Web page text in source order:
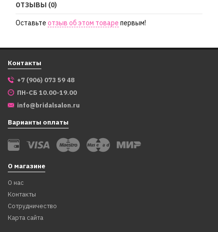
ОТЗЫВЫ (0)
Оставьте отзыв об этом товаре первым!
Контакты
+7 (906) 073 59 48
ПН-СБ 10.00-19.00
info@bridalsalon.ru
Варианты оплаты
О магазине
О нас
Контакты
Сотрудничество
Карта сайта